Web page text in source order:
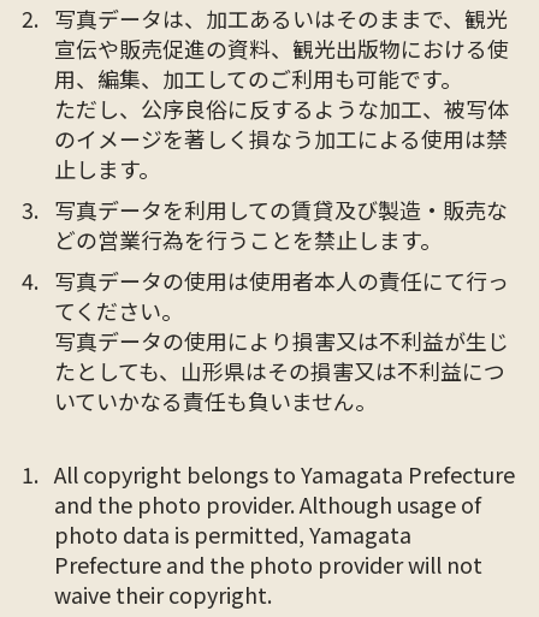
写真データは、加工あるいはそのままで、観光
宣伝や販売促進の資料、観光出版物における使
用、編集、加工してのご利用も可能です。
ただし、公序良俗に反するような加工、被写体
のイメージを著しく損なう加工による使用は禁
止します。
写真データを利用しての賃貸及び製造・販売な
どの営業行為を行うことを禁止します。
写真データの使用は使用者本人の責任にて行っ
てください。
写真データの使用により損害又は不利益が生じ
たとしても、山形県はその損害又は不利益につ
いていかなる責任も負いません。
All copyright belongs to Yamagata Prefecture
and the photo provider. Although usage of
photo data is permitted, Yamagata
Prefecture and the photo provider will not
waive their copyright.